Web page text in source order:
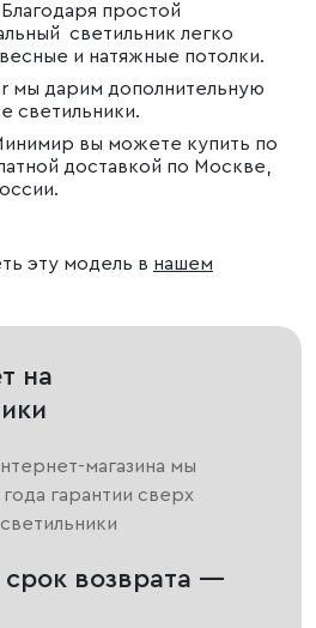
простой
светильник легко
и натяжные потолки.
мы дарим дополнительную
светильники.
вы можете купить по
доставкой по Москве,
эту модель в нашем
на
магазина мы
гарантии сверх
возврата —